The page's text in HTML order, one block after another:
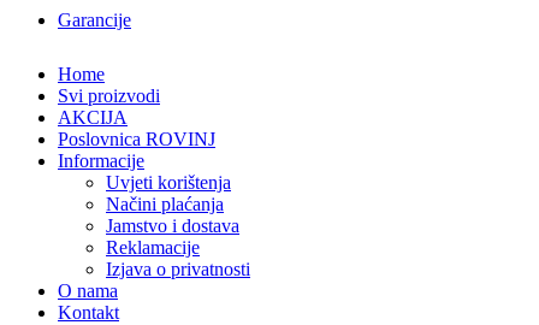
Garancije
Home
Svi proizvodi
AKCIJA
Poslovnica ROVINJ
Informacije
Uvjeti korištenja
Načini plaćanja
Jamstvo i dostava
Reklamacije
Izjava o privatnosti
O nama
Kontakt